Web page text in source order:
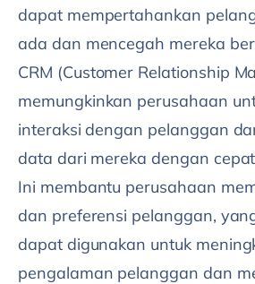
dapat mempertahankan
ada dan mencegah mereka
CRM (Customer Relationship
memungkinkan perusahaan
interaksi dengan pelanggan
data dari mereka dengan
Ini membantu perusahaan
dan preferensi pelanggan,
dapat digunakan untuk
pengalaman pelanggan dan